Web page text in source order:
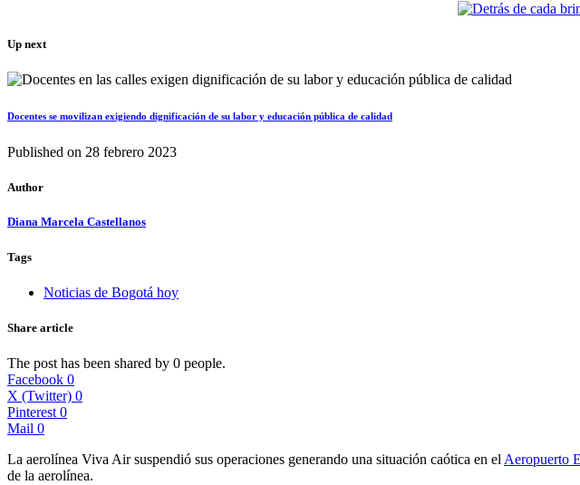
Up next
Docentes se movilizan exigiendo dignificación de su labor y educación pública de calidad
Published on 28 febrero 2023
Author
Diana Marcela Castellanos
Tags
Noticias de Bogotá hoy
Share article
The post has been shared by 0 people.
Facebook 0
X (Twitter) 0
Pinterest 0
Mail 0
La aerolínea Viva Air suspendió sus operaciones generando una situación caótica en el Aeropuerto
de la aerolínea.